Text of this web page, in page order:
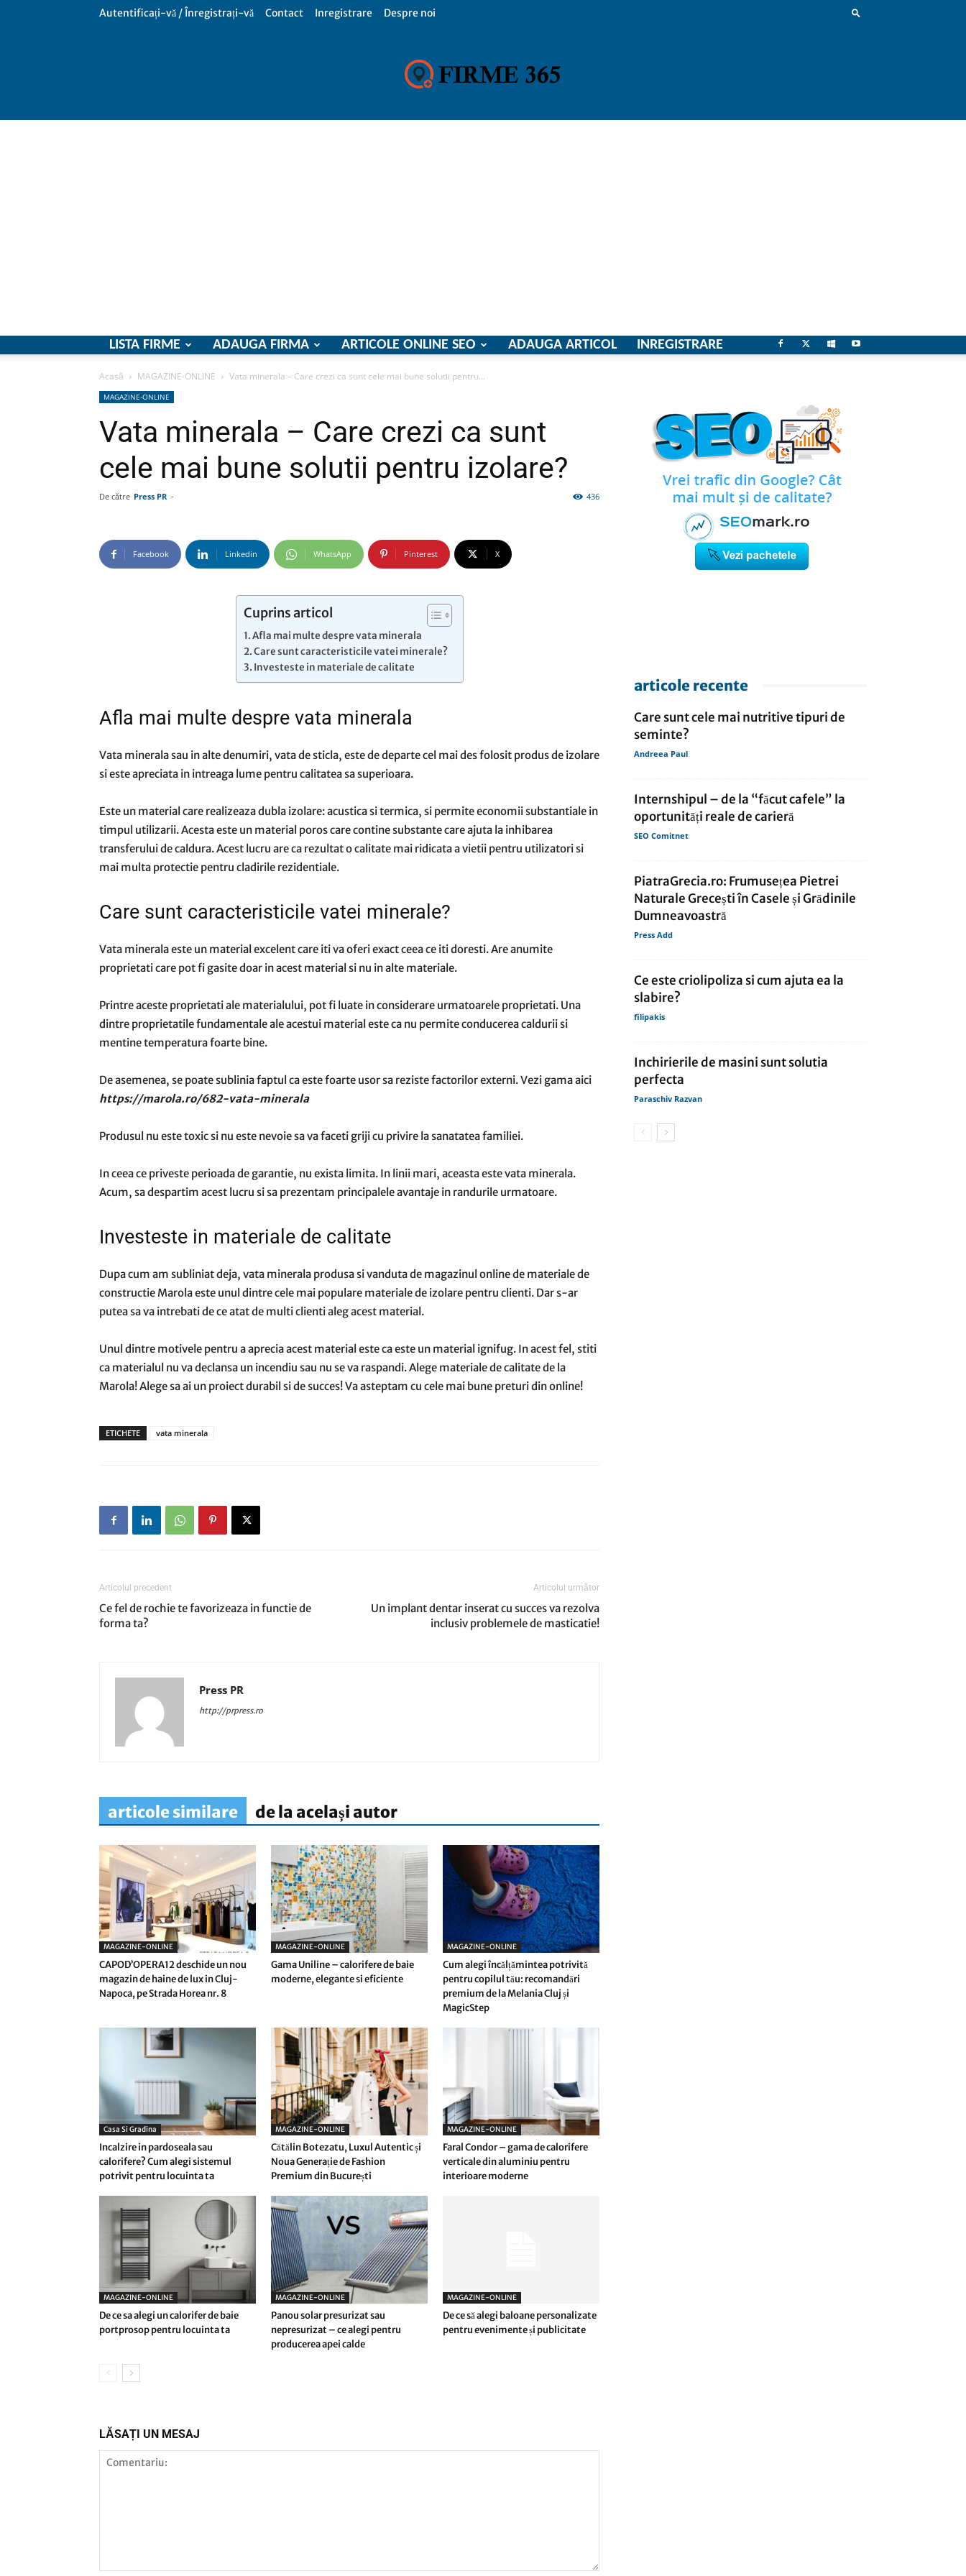
Autentificați-vă / Înregistrați-vă Contact Inregistrare Despre noi
LISTA FIRME ADAUGA FIRMA ARTICOLE ONLINE SEO ADAUGA ARTICOL INREGISTRARE
Acasă MAGAZINE-ONLINE Vata minerala – Care crezi ca sunt cele mai bune solutii pentru...
MAGAZINE-ONLINE
Vata minerala – Care crezi ca sunt
cele mai bune solutii pentru izolare?
De către Press PR - 436
Facebook Linkedin WhatsApp Pinterest X
Cuprins articol
Afla mai multe despre vata minerala
Care sunt caracteristicile vatei minerale?
Investeste in materiale de calitate
Afla mai multe despre vata minerala
Vata minerala sau in alte denumiri, vata de sticla, este de departe cel mai des folosit produs de izolare
si este apreciata in intreaga lume pentru calitatea sa superioara.
Este un material care realizeaza dubla izolare: acustica si termica, si permite economii substantiale in
timpul utilizarii. Acesta este un material poros care contine substante care ajuta la inhibarea
transferului de caldura. Acest lucru are ca rezultat o calitate mai ridicata a vietii pentru utilizatori si
mai multa protectie pentru cladirile rezidentiale.
Care sunt caracteristicile vatei minerale?
Vata minerala este un material excelent care iti va oferi exact ceea ce iti doresti. Are anumite
proprietati care pot fi gasite doar in acest material si nu in alte materiale.
Printre aceste proprietati ale materialului, pot fi luate in considerare urmatoarele proprietati. Una
dintre proprietatile fundamentale ale acestui material este ca nu permite conducerea caldurii si
mentine temperatura foarte bine.
De asemenea, se poate sublinia faptul ca este foarte usor sa reziste factorilor externi. Vezi gama aici
https://marola.ro/682-vata-minerala
Produsul nu este toxic si nu este nevoie sa va faceti griji cu privire la sanatatea familiei.
In ceea ce priveste perioada de garantie, nu exista limita. In linii mari, aceasta este vata minerala.
Acum, sa despartim acest lucru si sa prezentam principalele avantaje in randurile urmatoare.
Investeste in materiale de calitate
Dupa cum am subliniat deja, vata minerala produsa si vanduta de magazinul online de materiale de
constructie Marola este unul dintre cele mai populare materiale de izolare pentru clienti. Dar s-ar
putea sa va intrebati de ce atat de multi clienti aleg acest material.
Unul dintre motivele pentru a aprecia acest material este ca este un material ignifug. In acest fel, stiti
ca materialul nu va declansa un incendiu sau nu se va raspandi. Alege materiale de calitate de la
Marola! Alege sa ai un proiect durabil si de succes! Va asteptam cu cele mai bune preturi din online!
ETICHETE vata minerala
Articolul precedent
Ce fel de rochie te favorizeaza in functie de
forma ta?
Articolul următor
Un implant dentar inserat cu succes va rezolva
inclusiv problemele de masticatie!
Press PR
http://prpress.ro
articole similare de la același autor
MAGAZINE-ONLINE
CAPOD’OPERA12 deschide un nou
magazin de haine de lux in Cluj-
Napoca, pe Strada Horea nr. 8
MAGAZINE-ONLINE
Gama Uniline – calorifere de baie
moderne, elegante si eficiente
MAGAZINE-ONLINE
Cum alegi încălțămintea potrivită
pentru copilul tău: recomandări
premium de la Melania Cluj și
MagicStep
Casa Si Gradina
Incalzire in pardoseala sau
calorifere? Cum alegi sistemul
potrivit pentru locuinta ta
MAGAZINE-ONLINE
Cătălin Botezatu, Luxul Autentic și
Noua Generație de Fashion
Premium din București
MAGAZINE-ONLINE
Faral Condor – gama de calorifere
verticale din aluminiu pentru
interioare moderne
MAGAZINE-ONLINE
De ce sa alegi un calorifer de baie
portprosop pentru locuinta ta
MAGAZINE-ONLINE
Panou solar presurizat sau
nepresurizat – ce alegi pentru
producerea apei calde
MAGAZINE-ONLINE
De ce să alegi baloane personalizate
pentru evenimente și publicitate
LĂSAȚI UN MESAJ
articole recente
Care sunt cele mai nutritive tipuri de
seminte?
Andreea Paul
Internshipul – de la “făcut cafele” la
oportunități reale de carieră
SEO Comitnet
PiatraGrecia.ro: Frumusețea Pietrei
Naturale Grecești în Casele și Grădinile
Dumneavoastră
Press Add
Ce este criolipoliza si cum ajuta ea la
slabire?
filipakis
Inchirierile de masini sunt solutia
perfecta
Paraschiv Razvan